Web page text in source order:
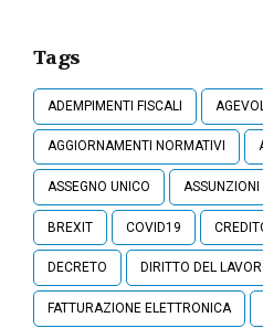
Tags
ADEMPIMENTI FISCALI
AGGIORNAMENTI NORMATIVI
ASSEGNO UNICO ASSUNZIONI
BREXIT COVID19
DECRETO DIRITTO DEL
FATTURAZIONE ELETTRONICA